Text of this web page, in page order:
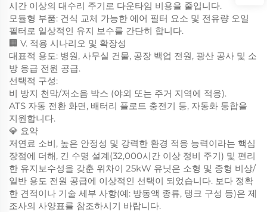
시간 이상의 대수리 주기로 다운타임 비용을 줄입니다.
모듈형 부품: 건식 교체 가능한 에어 필터 요소 및 전유량 오일
필터로 일상적인 유지 보수를 간단히 합니다.
🏢 V. 적용 시나리오 및 확장성
대표적 용도: 병원, 사무실 건물, 공장 백업 전원, 광산 공사 및 소
방 응급 전원 공급.
선택적 구성:
비 방지 천막/저소음 박스 (야외 또는 주거 지역에 적응).
ATS 자동 전환 화면, 배터리 플로트 충전기 등, 자동화 통합을
지원합니다.
💎 요약
저연료 소비, 높은 안정성 및 강력한 환경 적응 능력이라는 핵심
장점에 더해, 긴 수명 설계(32,000시간 이상 정비 주기) 및 편리
한 유지보수성을 갖춘 위차이 25kW 유닛은 소형 및 중형 비상/
일반 용도 전원 공급에 이상적인 선택이 되었습니다. 보다 정확
한 견적이나 기술 세부 사항(예: 방동액 종류, 탱크 구성 등)은 제
조사의 사양표를 참조하시기 바랍니다.